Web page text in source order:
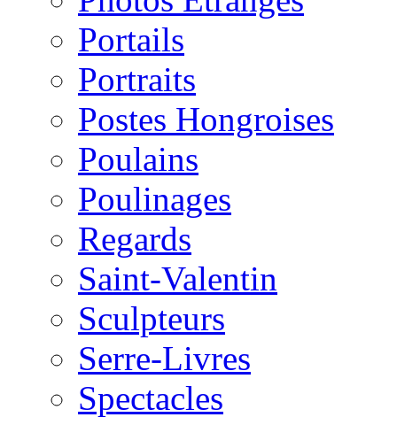
Portails
Portraits
Postes Hongroises
Poulains
Poulinages
Regards
Saint-Valentin
Sculpteurs
Serre-Livres
Spectacles